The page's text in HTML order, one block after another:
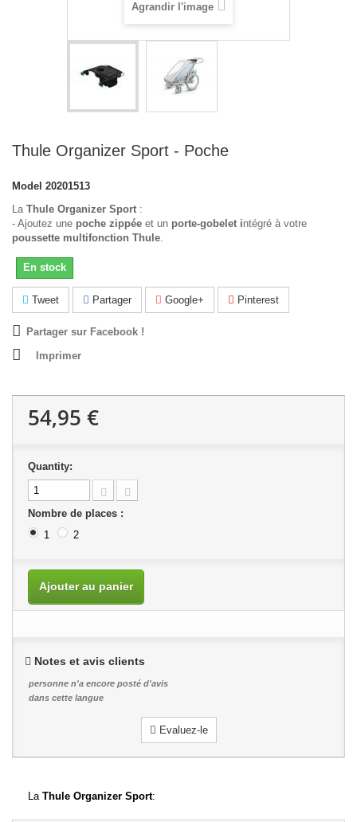
Agrandir l'image
Thule Organizer Sport - Poche
Model 20201513
La Thule Organizer Sport :
- Ajoutez une poche zippée et un porte-gobelet intégré à votre
poussette multifonction Thule.
En stock
Tweet Partager Google+ Pinterest
Partager sur Facebook !
Imprimer
54,95 €
Quantity:
Nombre de places :
1
2
Ajouter au panier
Notes et avis clients
personne n'a encore posté d'avis
dans cette langue
Evaluez-le
La Thule Organizer Sport: